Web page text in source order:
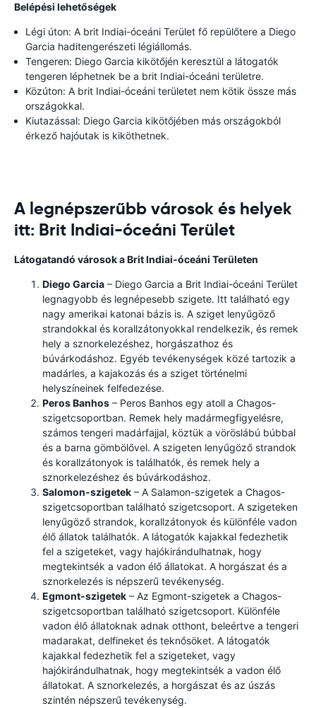
Belépési lehetőségek
Légi úton: A brit Indiai-óceáni Terület fő repülőtere a Diego
Garcia haditengerészeti légiállomás.
Tengeren: Diego Garcia kikötőjén keresztül a látogatók
tengeren léphetnek be a brit Indiai-óceáni területre.
Közúton: A brit Indiai-óceáni területet nem kötik össze más
országokkal.
Kiutazással: Diego Garcia kikötőjében más országokból
érkező hajóutak is kiköthetnek.
A legnépszerűbb városok és helyek
itt: Brit Indiai-óceáni Terület
Látogatandó városok a Brit Indiai-óceáni Területen
Diego Garcia – Diego Garcia a Brit Indiai-óceáni Terület
legnagyobb és legnépesebb szigete. Itt található egy
nagy amerikai katonai bázis is. A sziget lenyűgöző
strandokkal és korallzátonyokkal rendelkezik, és remek
hely a sznorkelezéshez, horgászathoz és
búvárkodáshoz. Egyéb tevékenységek közé tartozik a
madárles, a kajakozás és a sziget történelmi
helyszíneinek felfedezése.
Peros Banhos – Peros Banhos egy atoll a Chagos-
szigetcsoportban. Remek hely madármegfigyelésre,
számos tengeri madárfajjal, köztük a vöröslábú búbbal
és a barna gömbölővel. A szigeten lenyűgöző strandok
és korallzátonyok is találhatók, és remek hely a
sznorkelezéshez és búvárkodáshoz.
Salomon-szigetek – A Salamon-szigetek a Chagos-
szigetcsoportban található szigetcsoport. A szigeteken
lenyűgöző strandok, korallzátonyok és különféle vadon
élő állatok találhatók. A látogatók kajakkal fedezhetik
fel a szigeteket, vagy hajókirándulhatnak, hogy
megtekintsék a vadon élő állatokat. A horgászat és a
sznorkelezés is népszerű tevékenység.
Egmont-szigetek – Az Egmont-szigetek a Chagos-
szigetcsoportban található szigetcsoport. Különféle
vadon élő állatoknak adnak otthont, beleértve a tengeri
madarakat, delfineket és teknősöket. A látogatók
kajakkal fedezhetik fel a szigeteket, vagy
hajókirándulhatnak, hogy megtekintsék a vadon élő
állatokat. A sznorkelezés, a horgászat és az úszás
szintén népszerű tevékenység.